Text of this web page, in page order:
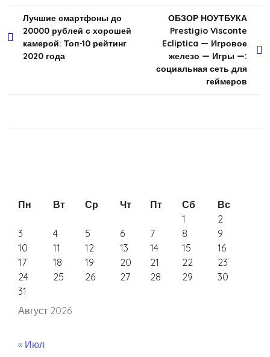
Навигация
по
записям
Лучшие смартфоны до
20000 рублей с хорошей
камерой: Топ-10 рейтинг
2020 года
ОБЗОР НОУТБУКА
Prestigio Visconte
Ecliptica — Игровое
железо — Игры —:
социальная сеть для
геймеров
Август 2026
Пн Вт Ср Чт Пт Сб
Вс
1
2
3
4 5 6 7 8
9
10
11 12 13 14 15
16
17
18 19 20 21 22
23
24
25 26 27 28 29
30
31
« Июл